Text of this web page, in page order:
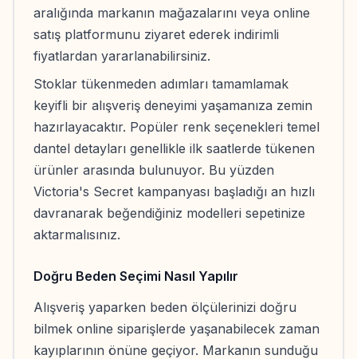
aralığında markanın mağazalarını veya online
satış platformunu ziyaret ederek indirimli
fiyatlardan yararlanabilirsiniz.
Stoklar tükenmeden adımları tamamlamak
keyifli bir alışveriş deneyimi yaşamanıza zemin
hazırlayacaktır. Popüler renk seçenekleri temel
dantel detayları genellikle ilk saatlerde tükenen
ürünler arasında bulunuyor. Bu yüzden
Victoria's Secret kampanyası başladığı an hızlı
davranarak beğendiğiniz modelleri sepetinize
aktarmalısınız.
Doğru Beden Seçimi Nasıl Yapılır
Alışveriş yaparken beden ölçülerinizi doğru
bilmek online siparişlerde yaşanabilecek zaman
kayıplarının önüne geçiyor. Markanın sunduğu